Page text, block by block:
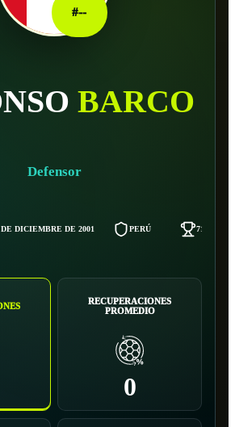
#--
BARCO
Defensor
DE DICIEMBRE DE 2001 PERÚ 71 KG
RECUPERACIONES
PROMEDIO
0